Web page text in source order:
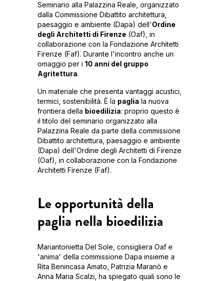
Seminario alla Palazzina Reale, organizzato
dalla Commissione Dibattito architettura,
paesaggio e ambiente (Dapa) dell'Ordine
degli Architetti di Firenze (Oaf), in
collaborazione con la Fondazione Architetti
Firenze (Faf). Durante l'incontro anche un
omaggio per i 10 anni del gruppo
Agritettura.
Un materiale che presenta vantaggi acustici,
termici, sostenibilità. È la paglia la nuova
frontiera della bioedilizia: proprio questo è
il titolo del seminario organizzato alla
Palazzina Reale da parte della commissione
Dibattito architettura, paesaggio e ambiente
(Dapa) dell'Ordine degli Architetti di Firenze
(Oaf), in collaborazione con la Fondazione
Architetti Firenze (Faf).
Le opportunità della
paglia nella bioedilizia
Mariantonietta Del Sole, consigliera Oaf e
'anima' della commissione Dapa insieme a
Rita Benincasa Amato, Patrizia Maranò e
Anna Maria Scalzi, ha spiegato quali sono le